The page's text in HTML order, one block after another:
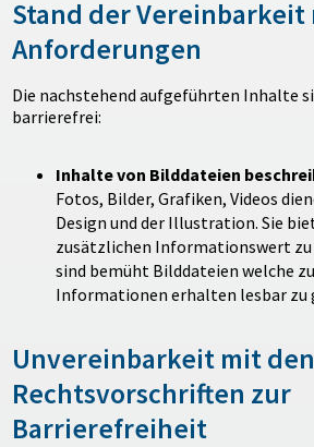
Stand der Vereinbarkeit
Anforderungen
Die nachstehend aufgeführten Inhalte
barrierefrei:
Inhalte von Bilddateien
Fotos, Bilder, Grafiken, Videos
Design und der Illustration. Sie
zusätzlichen Informationswert
sind bemüht Bilddateien welche
Informationen erhalten lesbar zu
Unvereinbarkeit mit den
Rechtsvorschriften zur
Barrierefreiheit